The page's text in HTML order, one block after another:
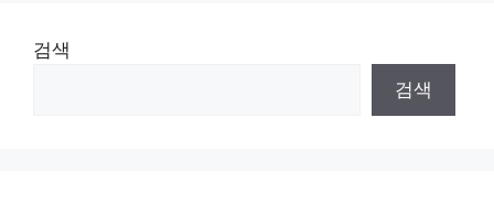
검색
검색